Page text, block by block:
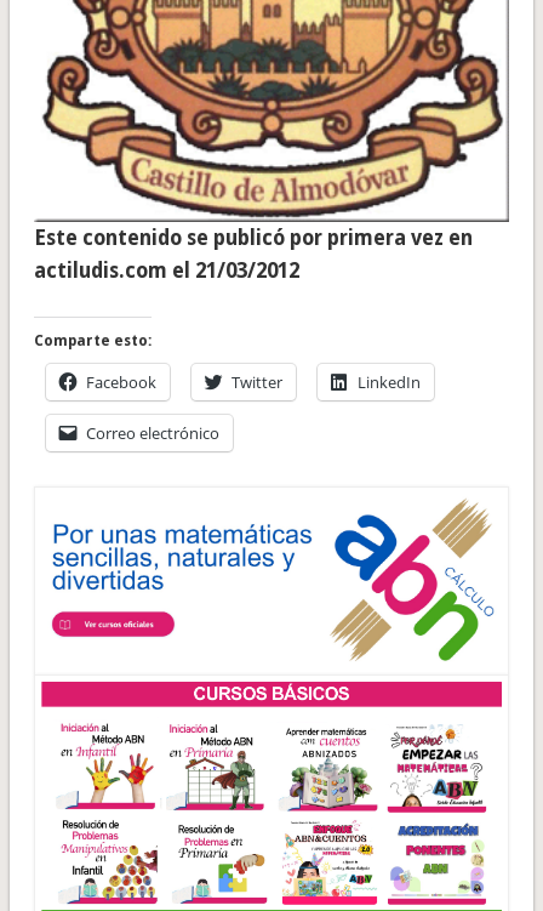
Este contenido se publicó por primera vez en
actiludis.com el 21/03/2012
Comparte esto:
Facebook Twitter LinkedIn
Correo electrónico